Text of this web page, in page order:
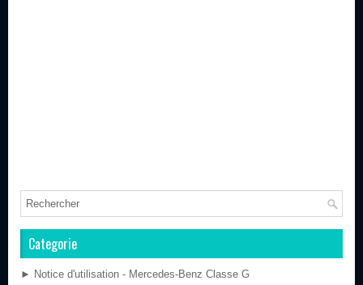
Categorie
► Notice d'utilisation - Mercedes-Benz Classe G